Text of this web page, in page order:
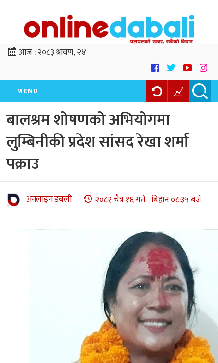
आज :२०८३ श्रावण, २४
MENU
बालश्रम शोषणको अभियोगमा
लुम्बिनीकी प्रदेश सांसद रेखा शर्मा
पक्राउ
अनलाइन डबली २०८२ चैत्र १६ गते बिहान ०८:३५ बजे